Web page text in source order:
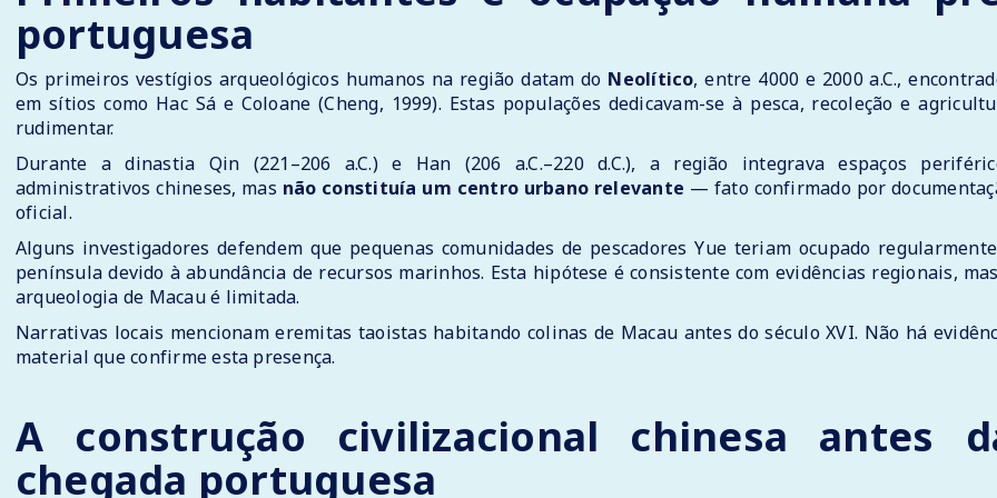
portuguesa
Os primeiros vestígios arqueológicos humanos na região datam do Neolítico, entre 4000 e 2000 a.C.,
em sítios como Hac Sá e Coloane (Cheng, 1999). Estas populações dedicavam-se à pesca, recoleção e
rudimentar.
Durante a dinastia Qin (221–206 a.C.) e Han (206 a.C.–220 d.C.), a região integrava espaços
administrativos chineses, mas não constituía um centro urbano relevante — fato confirmado por
oficial.
Alguns investigadores defendem que pequenas comunidades de pescadores Yue teriam ocupado
península devido à abundância de recursos marinhos. Esta hipótese é consistente com evidências regionais,
arqueologia de Macau é limitada.
Narrativas locais mencionam eremitas taoistas habitando colinas de Macau antes do século XVI. Não há
material que confirme esta presença.
A construção civilizacional chinesa antes
chegada portuguesa